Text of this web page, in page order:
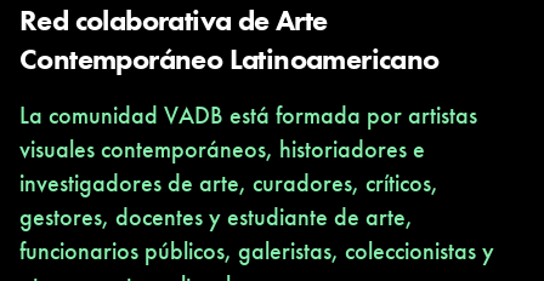
Seamos Naturaleza y reconozcamos nuestros soportes, su
organización natural y las direcciones de fuerza y flexión que
forma la unidad cuerpo-mente.
Ven a explorar sin límite, dogma o estilo el movimiento sutil,
dinámico y explosivo a través de la danza, las artes marciales,
la animalidad, los deportes, el contacto improvisación y toda
expresión que nos sirva para crecer en movimiento.
Red colaborativa de Arte
Contemporáneo Latinoamericano
La comunidad VADB está formada por artistas
visuales contemporáneos, historiadores e
investigadores de arte, curadores, críticos,
gestores, docentes y estudiante de arte,
funcionarios públicos, galeristas, coleccionistas y